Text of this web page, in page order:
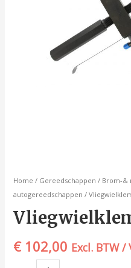
Home / Gereedschappen / Brom-&
autogereedschappen /
€102,00 Excl. BTW /